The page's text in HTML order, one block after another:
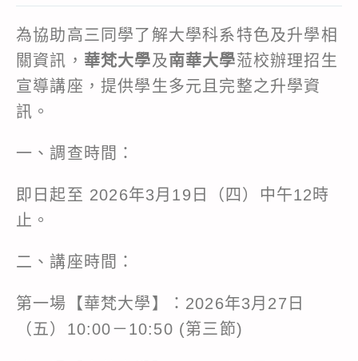
為協助高三同學了解大學科系特色及升學相
關資訊， 華梵大學及南華大學蒞校辦理招生
宣導講座，提供學生多元且完整之升學資
訊。
一、調查時間：
即日起至 2026年3月19日（四）中午12時
止。
二、講座時間：
第一場【華梵大學】：2026年3月27日
（五）10:00－10:50 (第三節)